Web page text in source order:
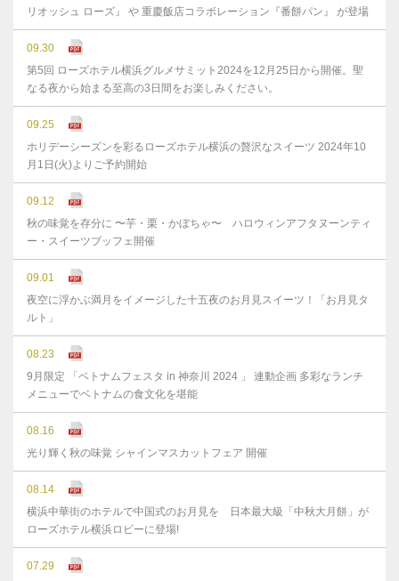
リオッシュ ローズ』 や 重慶飯店コラボレーション『番餅パン』 が登場
09.30
第5回 ローズホテル横浜グルメサミット2024を12月25日から開催。聖
なる夜から始まる至高の3日間をお楽しみください。
09.25
ホリデーシーズンを彩るローズホテル横浜の贅沢なスイーツ 2024年10
月1日(火)よりご予約開始
09.12
秋の味覚を存分に 〜芋・栗・かぼちゃ〜 ハロウィンアフタヌーンティ
ー・スイーツブッフェ開催
09.01
夜空に浮かぶ満月をイメージした十五夜のお月見スイーツ！「お月見タ
ルト」
08.23
9月限定 「ベトナムフェスタ in 神奈川 2024 」 連動企画 多彩なランチ
メニューでベトナムの食文化を堪能
08.16
光り輝く秋の味覚 シャインマスカットフェア 開催
08.14
横浜中華街のホテルで中国式のお月見を 日本最大級「中秋大月餅」が
ローズホテル横浜ロビーに登場!
07.29